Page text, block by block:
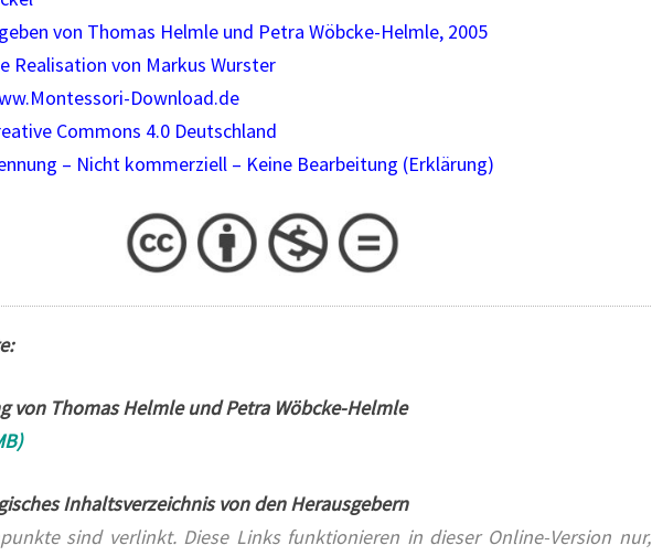
D
O
1
9
7
5
von Thomas Helmle und Petra Wöbcke-Helmle, 2005
Realisation von Markus Wurster
Download.de
Commons 4.0 Deutschland
– Nicht kommerziell – Keine Bearbeitung (Erklärung)
von Thomas Helmle und Petra Wöbcke-Helmle
Inhaltsverzeichnis von den Herausgebern
sind verlinkt. Diese Links funktionieren in dieser Online-Version nur,